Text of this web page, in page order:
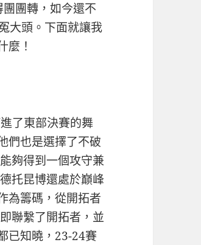
團轉，如今還不
大頭。下面就讓我
麼！
了東部決賽的舞
們也是選擇了不破
夠得到一個攻守兼
托昆博還處於巔峰
為籌碼，從開拓者
聯繫了開拓者，並
已知曉，23-24賽